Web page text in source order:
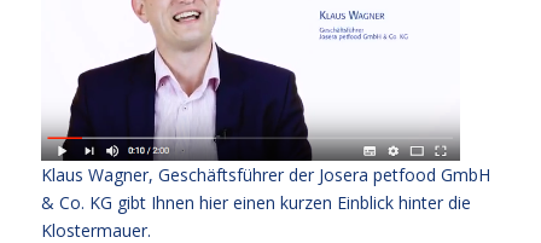
Klaus Wagner, Geschäftsführer der Josera petfood GmbH
& Co. KG gibt Ihnen hiereinen kurzen Einblick hinter die
Klostermauer.